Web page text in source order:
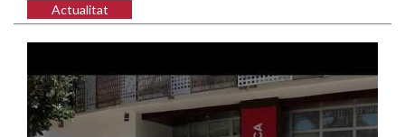
Actualitat